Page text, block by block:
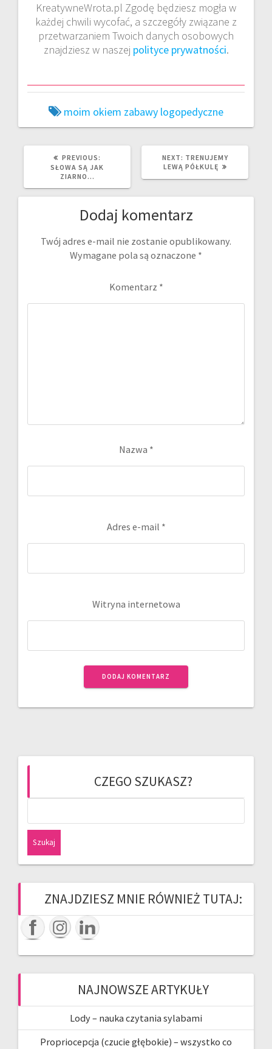
KreatywneWrota.pl Zgodę będziesz mogła w
każdej chwili wycofać, a szczegóły związane z
przetwarzaniem Twoich danych osobowych
znajdziesz w naszej polityce prywatności.
moim okiem zabawy logopedyczne
PREVIOUS:
POST:
SŁOWA SĄ JAK
ZIARNO…
NEXT: NEXT
POST:
TRENUJEMY
LEWĄ PÓŁKULĘ
Dodaj komentarz
Twój adres e-mail nie zostanie opublikowany.
Wymagane pola są oznaczone *
Komentarz *
Nazwa *
Adres e-mail *
Witryna internetowa
CZEGO SZUKASZ?
ZNAJDZIESZ MNIE RÓWNIEŻ TUTAJ:
NAJNOWSZE ARTYKUŁY
Lody – nauka czytania sylabami
Propriocepcja (czucie głębokie) – wszystko co